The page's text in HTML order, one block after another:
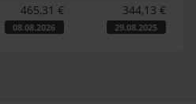
465,31 €
08.08.2026
344,13 €
29.08.2025